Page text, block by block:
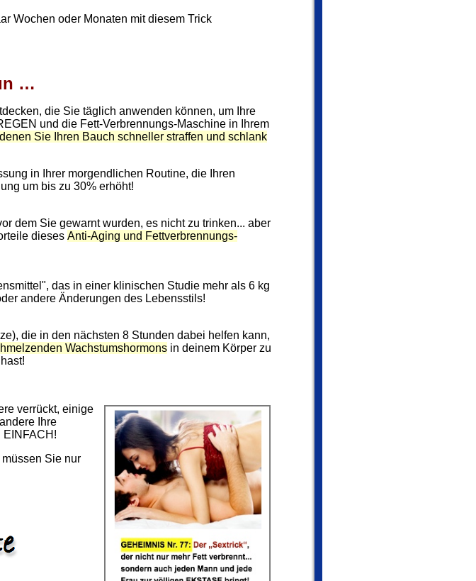
Wochen oder Monaten mit diesem Trick
…
die Sie täglich anwenden können, um Ihre
und die Fett-Verbrennungs-Maschine in Ihrem
Sie Ihren Bauch schneller straffen und schlank
in Ihrer morgendlichen Routine, die Ihren
um bis zu 30% erhöht!
dem Sie gewarnt wurden, es nicht zu trinken... aber
dieses Anti-Aging und Fettverbrennungs-
das in einer klinischen Studie mehr als 6 kg
andere Änderungen des Lebensstils!
die in den nächsten 8 Stunden dabei helfen kann,
Wachstumshormons in deinem Körper zu
verrückt, einige
Ihre
EINFACH!
Sie nur